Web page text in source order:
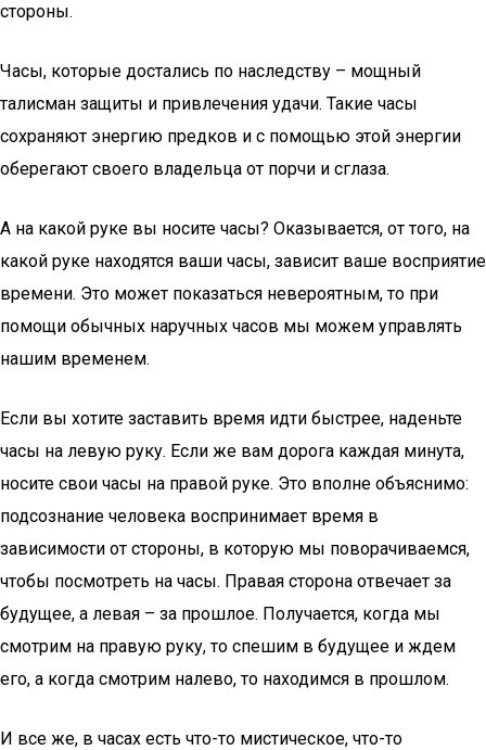
стороны.
Часы, которые достались по наследству – мощный
талисман защиты и привлечения удачи. Такие часы
сохраняют энергию предков и с помощью этой энергии
оберегают своего владельца от порчи и сглаза.
А на какой руке вы носите часы? Оказывается, от того, на
какой руке находятся ваши часы, зависит ваше восприятие
времени. Это может показаться невероятным, то при
помощи обычных наручных часов мы можем управлять
нашим временем.
Если вы хотите заставить время идти быстрее, наденьте
часы на левую руку. Если же вам дорога каждая минута,
носите свои часы на правой руке. Это вполне объяснимо:
подсознание человека воспринимает время в
зависимости от стороны, в которую мы поворачиваемся,
чтобы посмотреть на часы. Правая сторона отвечает за
будущее, а левая – за прошлое. Получается, когда мы
смотрим на правую руку, то спешим в будущее и ждем
его, а когда смотрим налево, то находимся в прошлом.
И все же, в часах есть что-то мистическое, что-то